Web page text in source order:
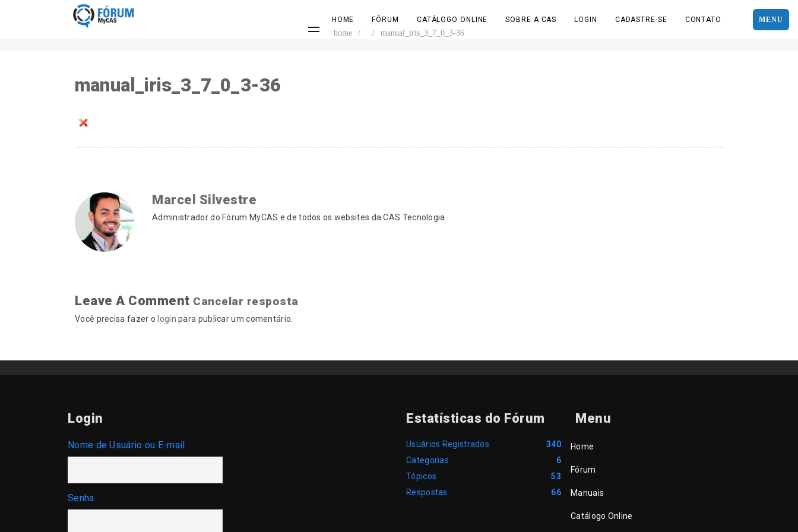
MENU
HOME FÓRUM CATÁLOGO ONLINE SOBRE A CAS LOGIN CADASTRE-SE CONTATO
home / / manual_iris_3_7_0_3-36
manual_iris_3_7_0_3-36
Marcel Silvestre
Administrador do Fórum MyCAS e de todos os websites da CAS Tecnologia.
Leave A Comment Cancelar resposta
Você precisa fazer o login para publicar um comentário.
Login
Nome de Usuário ou E-mail
Senha
Estatísticas do Fórum
Usuários Registrados
340
Categorias
6
Tópicos
53
Respostas
66
Menu
Home
Fórum
Manuais
Catálogo Online